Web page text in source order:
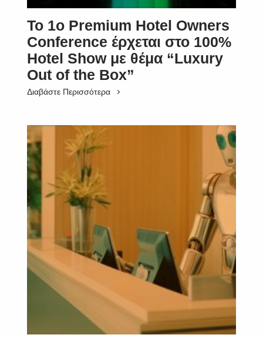
Το 1ο Premium Hotel Owners
Conference έρχεται στο 100%
Hotel Show με θέμα “Luxury
Out of the Box”
Διαβάστε Περισσότερα